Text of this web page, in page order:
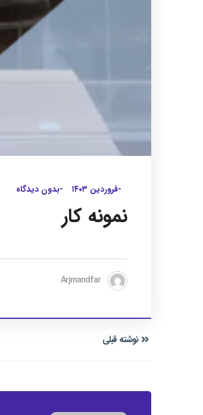
-فروردین ۱۴۰۳ -بدون دیدگاه
نمونه کار
Arjmandfar
نوشته قبلی